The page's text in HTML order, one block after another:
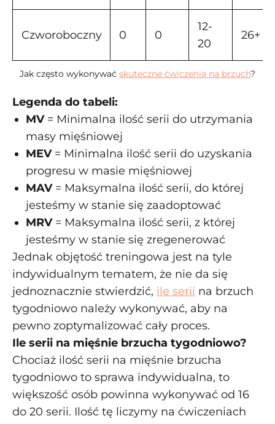
Czworoboczny 0 0
12-
20
26+
Jak często wykonywać skuteczne ćwiczenia na brzuch?
Legenda do tabeli:
MV= Minimalna ilość serii do utrzymania
masy mięśniowej
MEV= Minimalna ilość serii do uzyskania
progresu w masie mięśniowej
MAV = Maksymalna ilość serii, do której
jesteśmy w stanie się zaadoptować
MRV= Maksymalna ilość serii, z której
jesteśmy w stanie się zregenerować
Jednak objętość treningowa jest na tyle
indywidualnym tematem, że nie da się
jednoznacznie stwierdzić, ile serii na brzuch
tygodniowo należy wykonywać, aby na
pewno zoptymalizować cały proces.
Ile serii na mięśnie brzucha tygodniowo?
Chociaż ilość serii na mięśnie brzucha
tygodniowo to sprawa indywidualna, to
większość osób powinna wykonywać od 16
do 20 serii. Ilość tę liczymy na ćwiczeniach